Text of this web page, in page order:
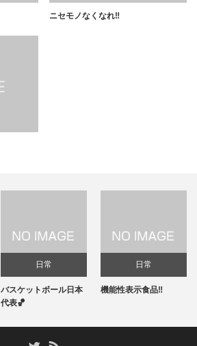
ニセモノなくなれ‼️
日常
バスケットボール日本
代表🏀
日常
機能性表示食品‼️
Twitter